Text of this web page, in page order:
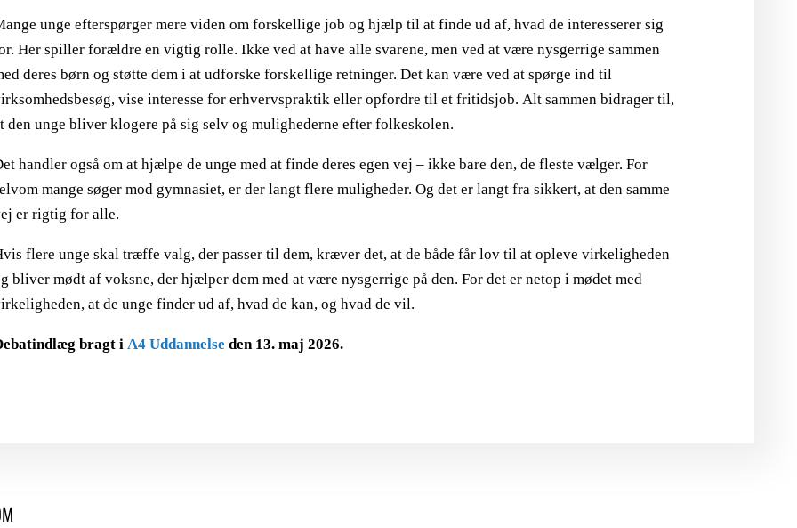
unge efterspørger mere viden om forskellige job og hjælp til at finde ud af, hvad de interesserer sig
Her spiller forældre en vigtig rolle. Ikke ved at have alle svarene, men ved at være nysgerrige sammen
deres børn og støtte dem i at udforske forskellige retninger. Det kan være ved at spørge ind til
vise interesse for erhvervspraktik eller opfordre til et fritidsjob. Alt sammen bidrager til,
den unge bliver klogere på sig selv og mulighederne efter folkeskolen.
handler også om at hjælpe de unge med at finde deres egen vej – ikke bare den, de fleste vælger. For
mange søger mod gymnasiet, er der langt flere muligheder. Og det er langt fra sikkert, at den samme
er rigtig for alle.
flere unge skal træffe valg, der passer til dem, kræver det, at de både får lov til at opleve virkeligheden
bliver mødt af voksne, der hjælper dem med at være nysgerrige på den. For det er netop i mødet med
at de unge finder ud af, hvad de kan, og hvad de vil.
bragt i A4 Uddannelse den 13. maj 2026.